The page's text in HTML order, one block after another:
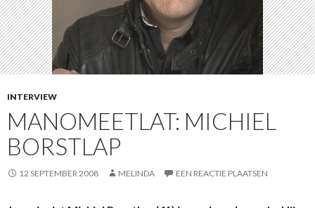
INTERVIEW
MANOMEETLAT: MICHIEL
BORSTLAP
12 SEPTEMBER 2008 MELINDA EEN REACTIE PLAATSEN